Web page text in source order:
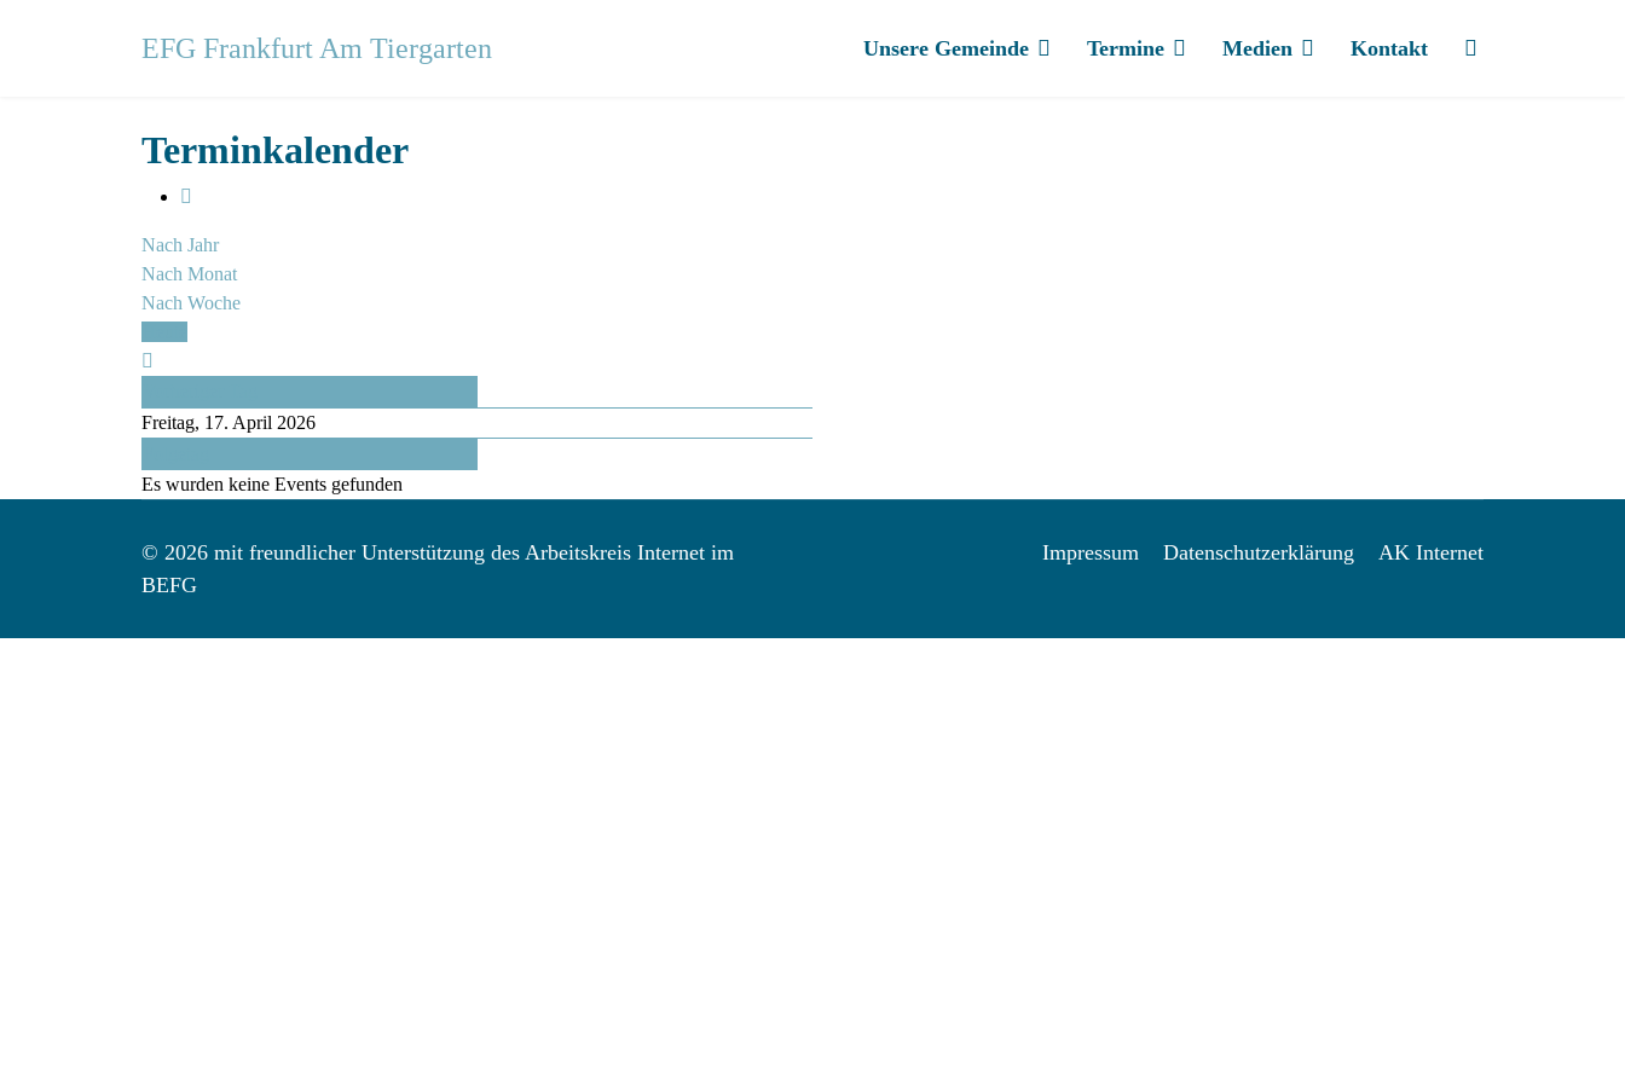
EFG Frankfurt Am Tiergarten Unsere Gemeinde Termine Medien Kontakt
Terminkalender
Nach Jahr
Nach Monat
Nach Woche
Freitag, 17. April 2026
Es wurden keine Events gefunden
© 2026 mit freundlicher Unterstützung des Arbeitskreis Internet im
BEFG
Impressum Datenschutzerklärung AK Internet